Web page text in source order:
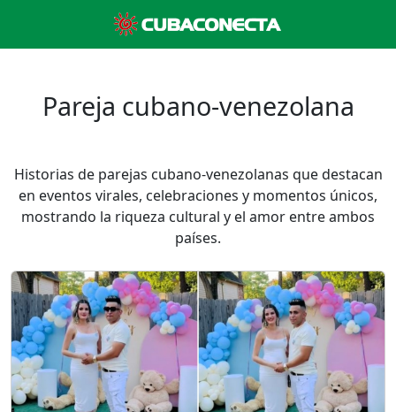
Pareja cubano-venezolana
Historias de parejas cubano-venezolanas que destacan
en eventos virales, celebraciones y momentos únicos,
mostrando la riqueza cultural y el amor entre ambos
países.